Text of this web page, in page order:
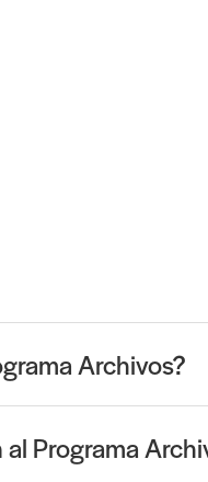
Archivos?
Programa